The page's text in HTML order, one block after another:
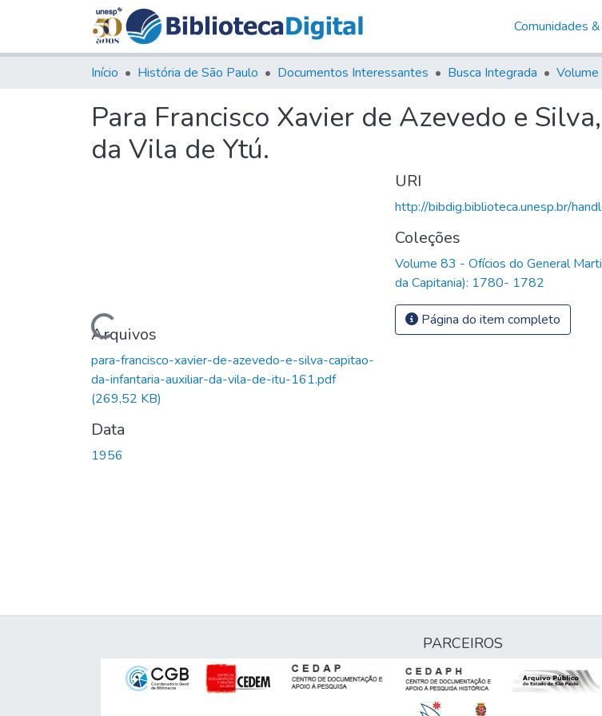
Comunidades
Início História de São Paulo Documentos Interessantes Busca Integrada
Para Francisco Xavier de Azevedo e
da Vila de Ytú.
Carregando...
Arquivos
para-francisco-xavier-de-azevedo-e-silva-capitao-
da-infantaria-auxiliar-da-vila-de-itu-161.pdf
(269,52 KB)
Data
1956
URI
http://bibdig.biblioteca.unesp.br/
Coleções
Volume 83 - Ofícios do General
da Capitania): 1780- 1782
Página do item completo
PARCEIROS